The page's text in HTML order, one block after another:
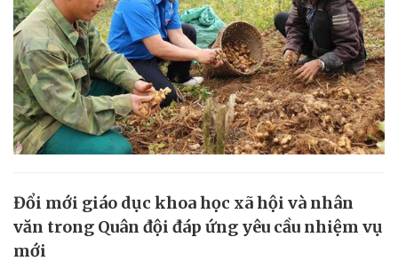
Đổi mới giáo dục khoa học xã hội và nhân
văn trong Quân đội đáp ứng yêu cầu nhiệm vụ
mới